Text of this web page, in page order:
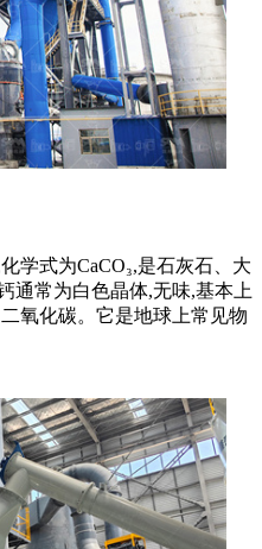
学式为CaCO₃,是石灰石、大
通常为白色晶体,无味,基本上
氧化碳。它是地球上常见物